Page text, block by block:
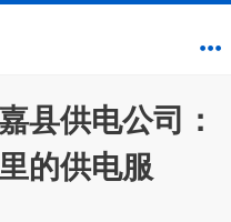
县供电公司：
的供电服